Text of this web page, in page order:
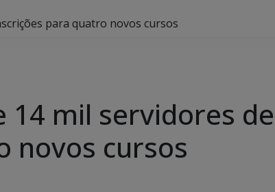
para quatro novos cursos
14 mil servidores
novos cursos